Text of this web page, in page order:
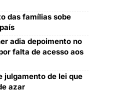
das famílias sobe
adia depoimento no
falta de acesso aos
julgamento de lei que
azar